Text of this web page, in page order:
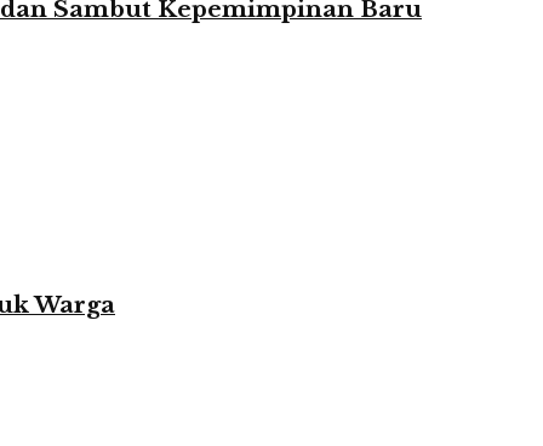
Sambut Kepemimpinan Baru
Warga